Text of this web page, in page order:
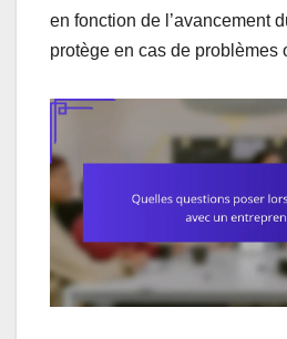
en fonction de l’avancement
protège en cas de problèmes